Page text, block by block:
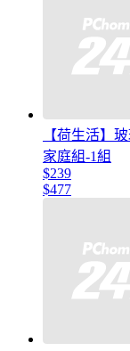
【荷生活】
家庭組-1組
$239
$477